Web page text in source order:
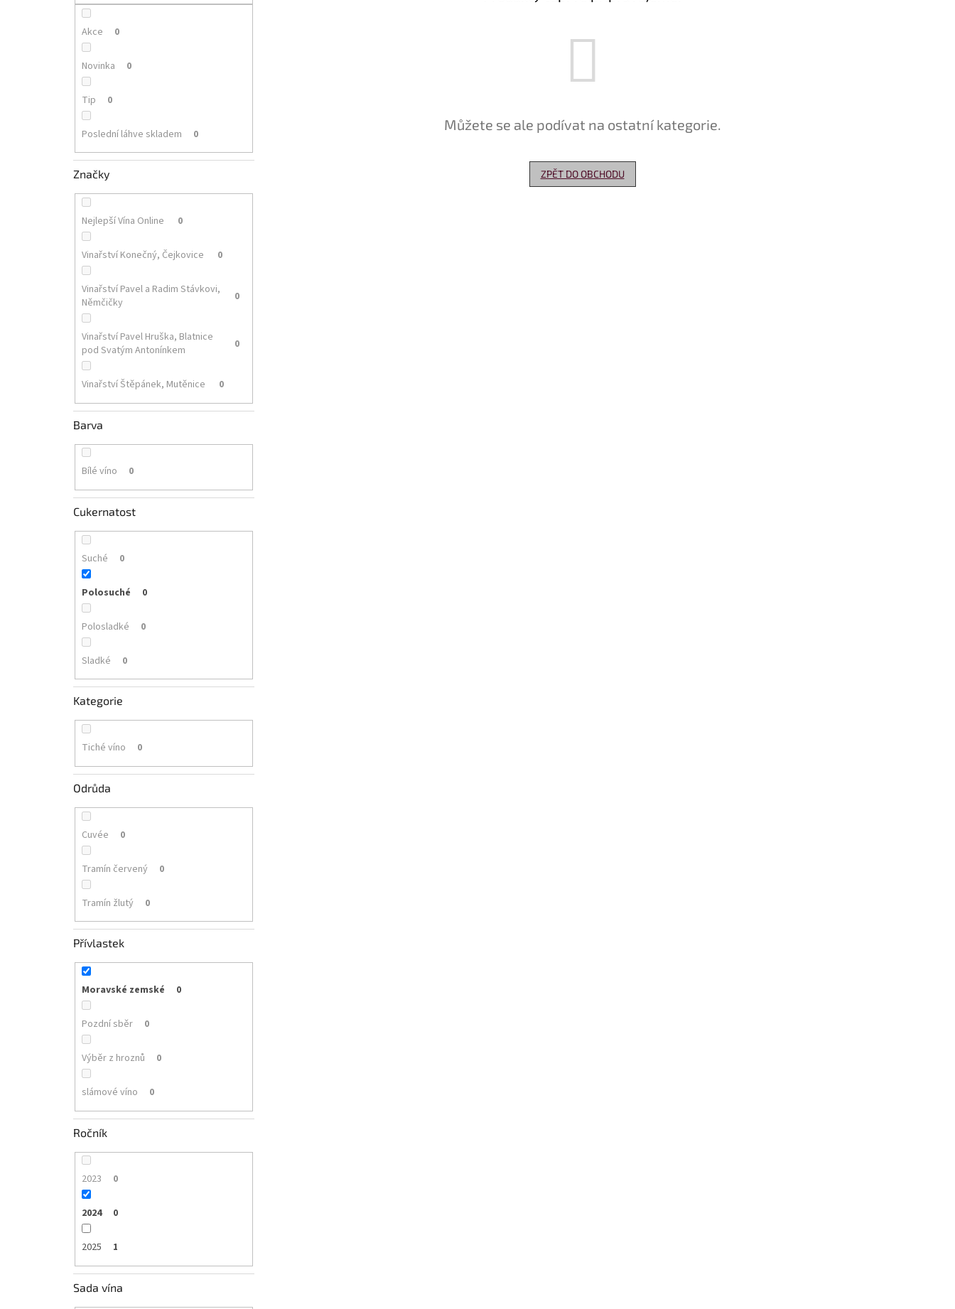
Akce 0
Novinka 0
Tip 0
Poslední láhve skladem 0
Značky
Nejlepší Vína Online 0
Vinařství Konečný, Čejkovice 0
Vinařství Pavel a Radim Stávkovi,
Němčičky
0
Vinařství Pavel Hruška, Blatnice
pod Svatým Antonínkem
0
Vinařství Štěpánek, Mutěnice 0
Barva
Bílé víno 0
Cukernatost
Suché 0
Polosuché 0
Polosladké 0
Sladké 0
Kategorie
Tiché víno 0
Odrůda
Cuvée 0
Tramín červený 0
Tramín žlutý 0
Přívlastek
Moravské zemské 0
Pozdní sběr 0
Výběr z hroznů 0
slámové víno 0
Ročník
2023 0
2024 0
2025 1
Sada vína
Můžete se ale podívat na ostatní kategorie.
ZPĚT DO OBCHODU